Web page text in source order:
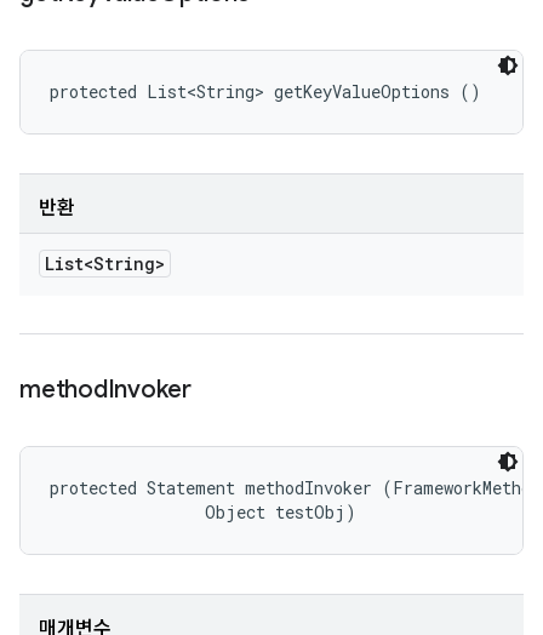
protected List<String> getKeyValueOptions ()
반환
List<String>
methodInvoker
protected Statement methodInvoker
                Object testObj)
매개변수